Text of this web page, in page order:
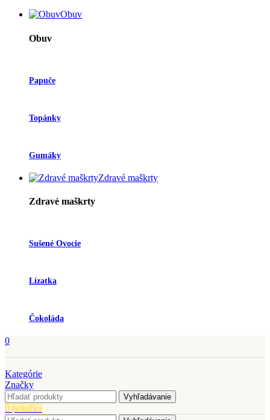
Obuv
Obuv
Papuče
Topánky
Gumáky
Zdravé maškrty
Zdravé maškrty
Sušené Ovocie
Lízatka
Čokoláda
0
Kategórie
Značky
Vyhľadávanie
0 položka